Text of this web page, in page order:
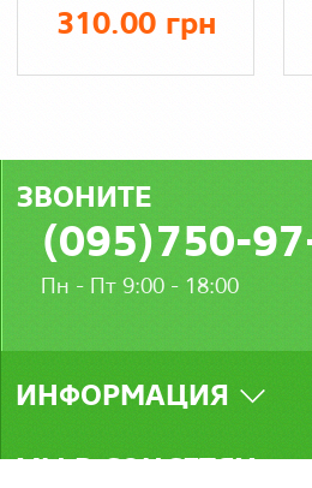
310.00 грн
ЗВОНИТЕ
(095)750-
Пн - Пт 9:00 - 18:00
ИНФОРМАЦИЯ